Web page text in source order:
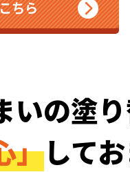
ちら
いの塗
」して